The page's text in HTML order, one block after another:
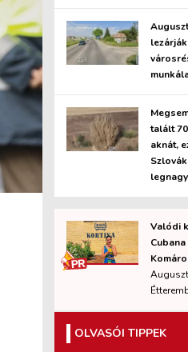
talált
aknát,
Valódi
OLVASÓI TIPPEK